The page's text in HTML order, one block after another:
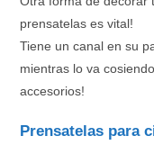
prensatelas es vital!
Tiene un canal en su
mientras lo va
accesorios!
Prensatelas para